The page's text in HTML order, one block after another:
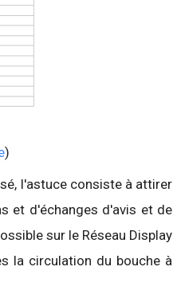
)
l'astuce consiste à attirer
et d'échanges d'avis et de
sur le Réseau Display
la circulation du bouche à